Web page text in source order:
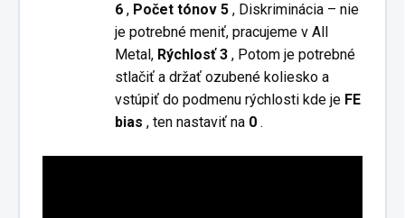
6 , Počet tónov 5 , Diskriminácia – nie
je potrebné meniť, pracujeme v All
Metal, Rýchlosť 3 , Potom je potrebné
stlačiť a držať ozubené koliesko a
vstúpiť do podmenu rýchlosti kde je FE
bias , ten nastaviť na 0 .